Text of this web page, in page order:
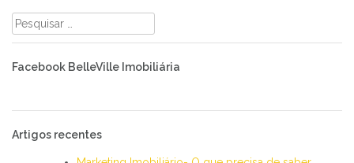
Pesquisar
por:
Facebook BelleVille Imobiliária
Artigos recentes